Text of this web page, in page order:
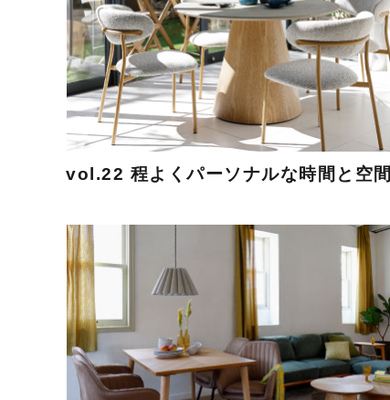
vol.22 程よくパーソナルな時間と空間